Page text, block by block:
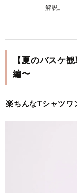
解説。
女性が自
る。
▶ブログ
【夏のバスケ
編〜
楽ちんなTシャツワ